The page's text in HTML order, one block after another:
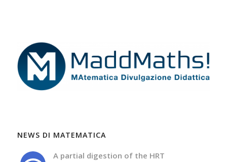
NEWS DI MATEMATICA
A partial digestion of the HRT